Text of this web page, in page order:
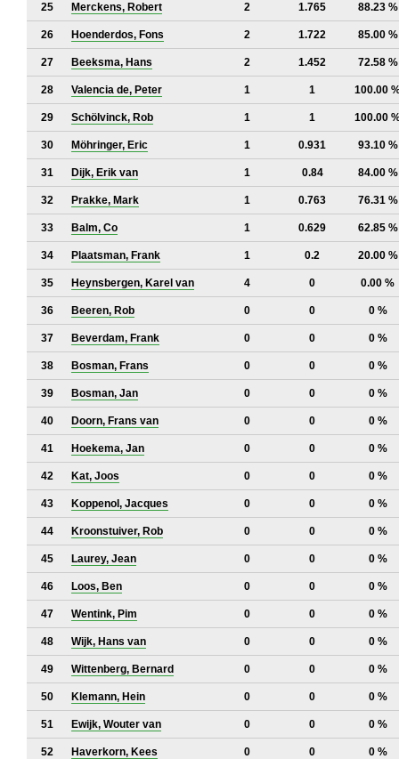
25 Merckens, Robert 2 1.765 88.23 %
26 Hoenderdos, Fons 2 1.722 85.00 %
27 Beeksma, Hans 2 1.452 72.58 %
28 Valencia de, Peter 1 1 100.00
29 Schölvinck, Rob 1 1 100.00
30 Möhringer, Eric 1 0.931 93.10 %
31 Dijk, Erik van 1 0.84 84.00 %
32 Prakke, Mark 1 0.763 76.31 %
33 Balm, Co 1 0.629 62.85 %
34 Plaatsman, Frank 1 0.2 20.00 %
35 Heynsbergen, Karel van 4 0 0.00 %
36 Beeren, Rob 0 0 0 %
37 Beverdam, Frank 0 0 0 %
38 Bosman, Frans 0 0 0 %
39 Bosman, Jan 0 0 0 %
40 Doorn, Frans van 0 0 0 %
41 Hoekema, Jan 0 0 0 %
42 Kat, Joos 0 0 0 %
43 Koppenol, Jacques 0 0 0 %
44 Kroonstuiver, Rob 0 0 0 %
45 Laurey, Jean 0 0 0 %
46 Loos, Ben 0 0 0 %
47 Wentink, Pim 0 0 0 %
48 Wijk, Hans van 0 0 0 %
49 Wittenberg, Bernard 0 0 0 %
50 Klemann, Hein 0 0 0 %
51 Ewijk, Wouter van 0 0 0 %
52 Haverkorn, Kees 0 0 0 %